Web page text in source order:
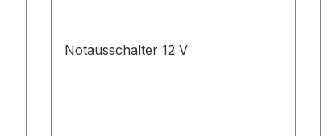
Notausschalter 12 V